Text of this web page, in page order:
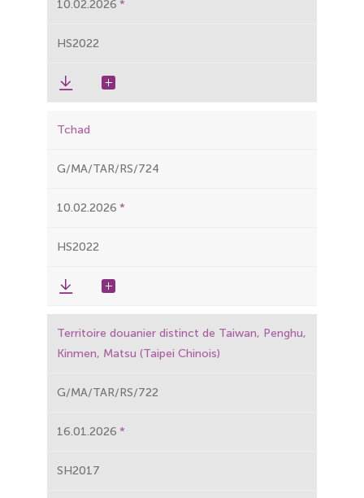
10.02.2026
HS2022
Tchad
G/MA/TAR/RS/724
10.02.2026
HS2022
Territoire douanier distinct de Taiwan, Penghu,
Kinmen, Matsu (Taipei Chinois)
G/MA/TAR/RS/722
16.01.2026
SH2017